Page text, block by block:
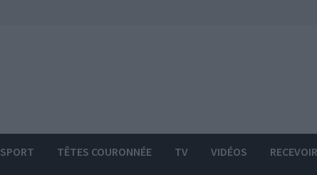
SPORT TÊTES COURONNÉE TV VIDÉOS